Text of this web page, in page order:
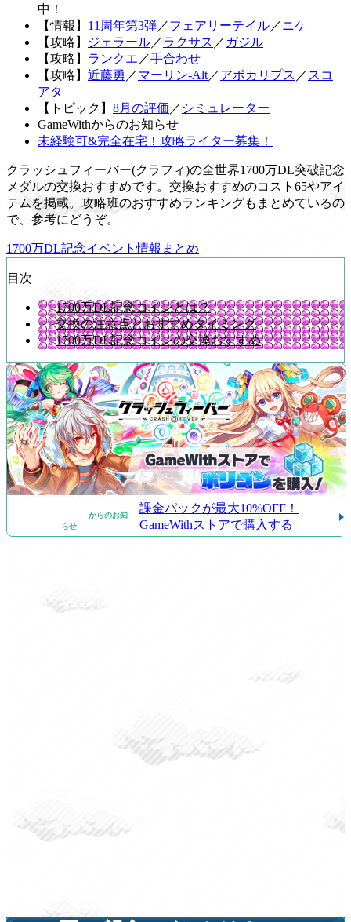
中！
【情報】 11周年第3弾／フェアリーテイル／ニケ
【攻略】
ジェラール／ラクサス ／ ガジル
【攻略】 ランクエ ／手合わせ
【攻略】 近藤勇 ／マーリン-Alt／アポカリプス ／ スコ
アタ
【トピック】 8月の評価 ／ シミュレーター
GameWithからのお知らせ
未経験可&完全在宅！攻略ライター募集！
クラッシュフィーバー(クラフィ)の全世界1700万DL突破記念
メダルの交換おすすめです。交換おすすめのコスト65やアイ
テムを掲載。攻略班のおすすめランキングもまとめているの
で、参考にどうぞ。
1700万DL記念イベント情報まとめ
目次
1700万DL記念コインとは？
交換の注意点とおすすめタイミング
1700万DL記念コインの交換おすすめ
からのお知
らせ
課金パックが最大10%OFF！
GameWithストアで購入する